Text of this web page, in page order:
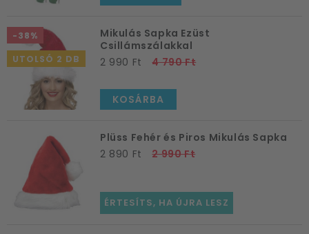
-38%
UTOLSÓ 2 DB
Mikulás Sapka Ezüst
Csillámszálakkal
2 990 Ft
4 790 Ft
KOSÁRBA
Plüss Fehér és Piros Mikulás Sapka
2 890 Ft
2 990 Ft
ÉRTESÍTS, HA ÚJRA LESZ